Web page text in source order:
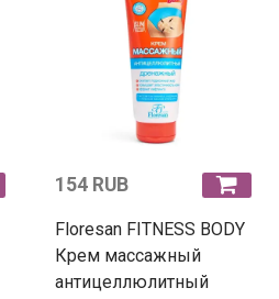
154 RUB
Floresan FITNESS BODY
Крем массажный
антицеллюлитный